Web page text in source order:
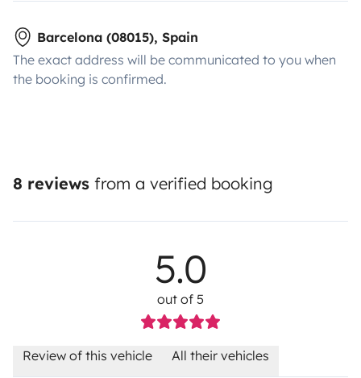
Barcelona (08015), Spain
The exact address will be communicated to you when
the booking is confirmed.
8 reviews from a verified booking
5.0
out of 5
Review of this vehicle All their vehicles